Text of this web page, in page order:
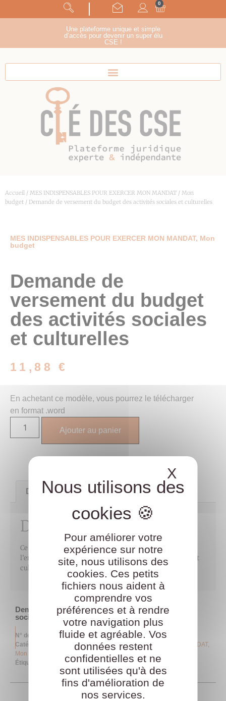
Panneau de gestion des cookies
Pour améliorer votre
expérience sur notre
site, nous utilisons des
cookies. Ces petits
fichiers nous aident à
comprendre vos
préférences et à rendre
votre navigation plus
fluide et agréable. Vos
données restent
confidentielles et ne
sont utilisées qu'à des
fins d'amélioration de
nos services.
X
suivez-nous !
Une plateforme unique et simple
d’accès pour devenir un super élu
CSE !
0
Accueil / MES INDISPENSABLES POUR EXERCER MON MANDAT / Mon
budget / Demande de versement du budget des activités sociales et culturelles
MES INDISPENSABLES POUR EXERCER MON MANDAT, Mon
budget
Demande de
versement du budget
des activités sociales
et culturelles
11,88€
En achetant ce modèle, vous pourrez le télécharger
en format .word
Ajouter au panier
Description
Description
Ce modèle de courrier permet au CSE de demander à
l’employeur de lui verser le budget des oeuvres sociales et
culturelles
Demande de versement du budget des activités
sociales et culturelles
N° de référence A1044
Catégories
MES INDISPENSABLES POUR EXERCER MON MANDAT,
Mon budget
Étiquette
À LA CARTE